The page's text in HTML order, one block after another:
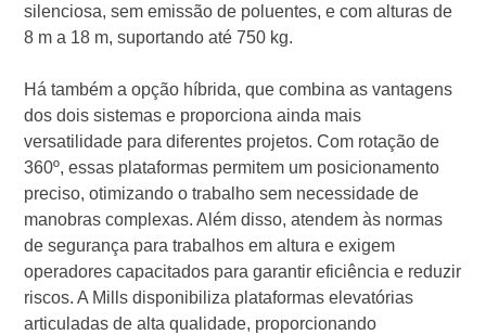
silenciosa, sem emissão de poluentes, e com alturas de
8 m a 18 m, suportando até 750 kg.
Há também a opção híbrida, que combina as vantagens
dos dois sistemas e proporciona ainda mais
versatilidade para diferentes projetos. Com rotação de
360º, essas plataformas permitem um posicionamento
preciso, otimizando o trabalho sem necessidade de
manobras complexas. Além disso, atendem às normas
de segurança para trabalhos em altura e exigem
operadores capacitados para garantir eficiência e reduzir
riscos. A Mills disponibiliza plataformas elevatórias
articuladas de alta qualidade, proporcionando